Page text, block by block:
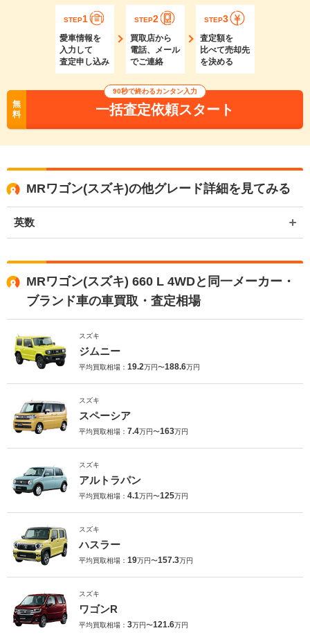
STEP1
愛車情報を
入力して
査定申し込み
STEP2
買取店から
電話、メール
でご連絡
STEP3
査定額を
比べて売却先
を決める
無
料
90秒で終わるカンタン入力
一括査定依頼スタート
MRワゴン(スズキ)の他グレード詳細を見てみる
英数
MRワゴン(スズキ) 660 L 4WDと同一メーカー・
ブランド車の車買取・査定相場
スズキ
ジムニー
平均買取相場： 19.2万円〜188.6万円
スズキ
スペーシア
平均買取相場： 7.4万円〜163万円
スズキ
アルトラパン
平均買取相場： 4.1万円〜125万円
スズキ
ハスラー
平均買取相場： 19万円〜157.3万円
スズキ
ワゴンR
平均買取相場： 3万円〜121.6万円